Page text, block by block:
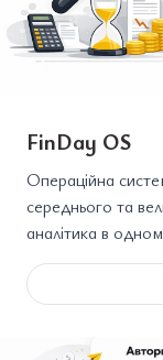
FinDay OS
Операційна
середнього та
аналітика в